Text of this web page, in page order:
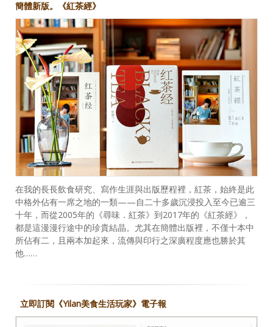
媒體報導一覽
合作與代言
訂閱電子報
簡體新版。《紅茶經》
在我的長長飲食研究、寫作生涯與出版歷程裡，紅茶，始終是此
中格外佔有一席之地的一類——自二十多歲沉浸投入至今已逾三
十年，而從2005年的《尋味．紅茶》到2017年的《紅茶經》，
都是這漫漫行途中的珍貴結晶。尤其在簡體出版裡，不僅十本中
所佔有二，且兩本加起來，流傳與印行之深廣程度應也勝於其
他……
立即訂閱《Yilan美食生活玩家》電子報